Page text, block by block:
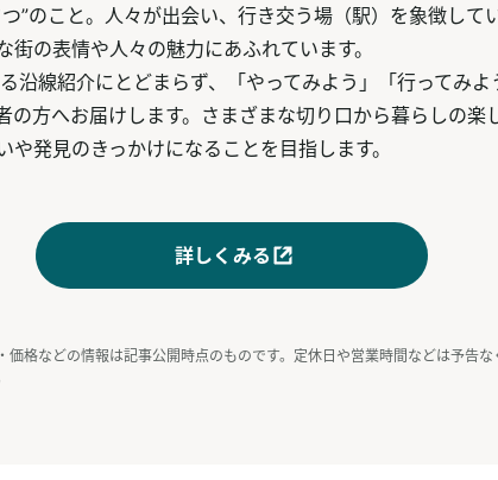
つ”のこと。人々が出会い、行き交う場（駅）を象徴して
街の表情や人々の魅力にあふれています。
る沿線紹介にとどまらず、「やってみよう」「行ってみ
の方へお届けします。さまざまな切り口から暮らしの楽
や発見のきっかけになることを目指します。
詳しくみる
価格などの情報は記事公開時点のものです。定休日や営業時間などは予告